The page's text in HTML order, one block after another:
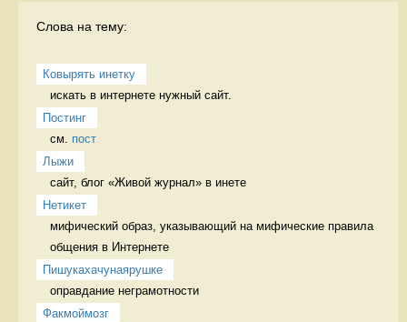
Слова на тему:
Ковырять инетку
искать в интернете нужный сайт.
Постинг
см. пост
Лыжи
сайт, блог «Живой журнал» в инете
Нетикет
мифический образ, указывающий на мифические правила
общения в Интернете
Пишукахачунаярушке
оправдание неграмотности
Факмоймозг